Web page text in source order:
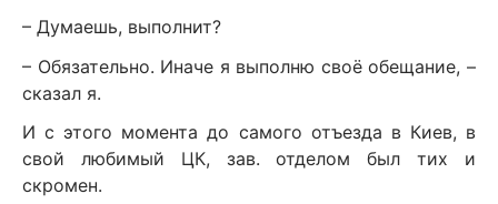
– Думаешь, выполнит?
– Обязательно. Иначе я выполню своё обещание, –
сказал я.
И с этого момента до самого отъезда в Киев, в
свой любимый ЦК, зав. отделом был тих и
скромен.